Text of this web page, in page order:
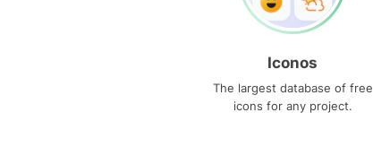
Iconos
The largest database of free
icons for any project.